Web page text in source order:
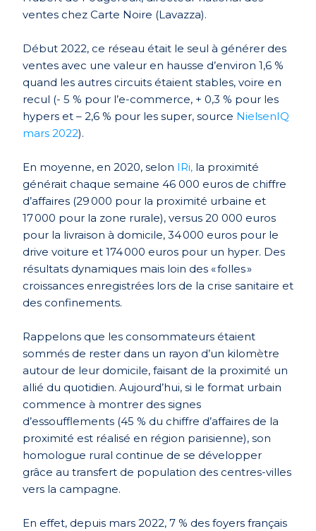
ventes chez Carte Noire (Lavazza).
Début 2022, ce réseau était le seul à générer des
ventes avec une valeur en hausse d’environ 1,6 %
quand les autres circuits étaient stables, voire en
recul (- 5 % pour l’e-commerce, + 0,3 % pour les
hypers et – 2,6 % pour les super, source NielsenIQ
mars 2022).
En moyenne, en 2020, selon IRi, la proximité
générait chaque semaine 46 000 euros de chiffre
d’affaires (29 000 pour la proximité urbaine et
17 000 pour la zone rurale), versus 20 000 euros
pour la livraison à domicile, 34 000 euros pour le
drive voiture et 174 000 euros pour un hyper. Des
résultats dynamiques mais loin des « folles »
croissances enregistrées lors de la crise sanitaire et
des confinements.
Rappelons que les consommateurs étaient
sommés de rester dans un rayon d’un kilomètre
autour de leur domicile, faisant de la proximité un
allié du quotidien. Aujourd’hui, si le format urbain
commence à montrer des signes
d’essoufflements (45 % du chiffre d’affaires de la
proximité est réalisé en région parisienne), son
homologue rural continue de se développer
grâce au transfert de population des centres-villes
vers la campagne.
En effet, depuis mars 2022, 7 % des foyers français